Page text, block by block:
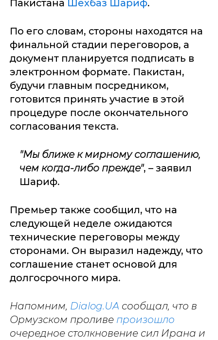
Пакистана Шехбаз Шариф.
По его словам, стороны находятся на
финальной стадии переговоров, а
документ планируется подписать в
электронном формате. Пакистан,
будучи главным посредником,
готовится принять участие в этой
процедуре после окончательного
согласования текста.
"Мы ближе к мирному соглашению,
чем когда-либо прежде", – заявил
Шариф.
Премьер также сообщил, что на
следующей неделе ожидаются
технические переговоры между
сторонами. Он выразил надежду, что
соглашение станет основой для
долгосрочного мира.
Напомним, Dialog.UA сообщал, что в
Ормузском проливе произошло
очередное столкновение сил Ирана и